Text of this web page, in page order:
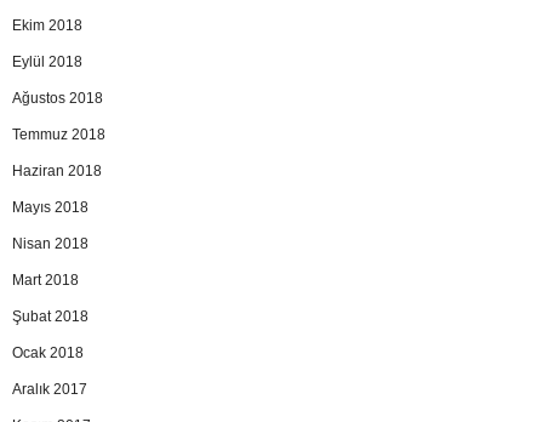
Ekim 2018
Eylül 2018
Ağustos 2018
Temmuz 2018
Haziran 2018
Mayıs 2018
Nisan 2018
Mart 2018
Şubat 2018
Ocak 2018
Aralık 2017